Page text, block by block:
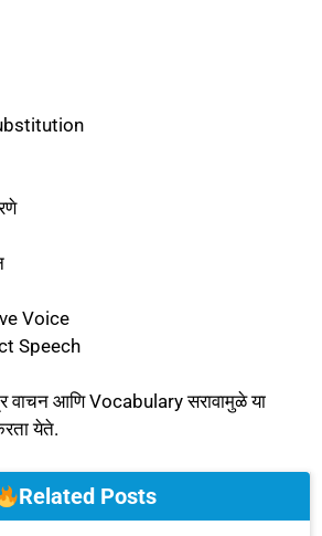
Voice
Speech
वाचन आणि Vocabulary सरावामुळे या
येते.
Related Posts